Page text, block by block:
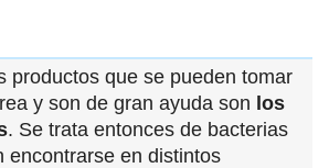
productos que se pueden tomar
y son de gran ayuda son los
. Se trata entonces de bacterias
encontrarse en distintos